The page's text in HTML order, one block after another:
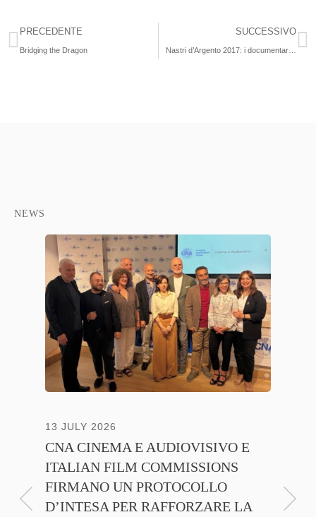
PRECEDENTE
Bridging the Dragon
SUCCESSIVO
Nastri d’Argento 2017: i documentari finalisti
NEWS
13 JULY 2026
CNA CINEMA E AUDIOVISIVO E
ITALIAN FILM COMMISSIONS
FIRMANO UN PROTOCOLLO
D’INTESA PER RAFFORZARE LA